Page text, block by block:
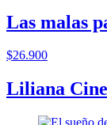
Las malas
$26.900
Liliana